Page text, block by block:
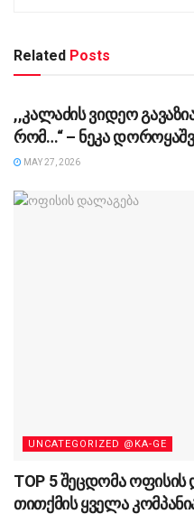
Related Posts
UNCATEGORIZED @KA-GE
,,კალაძის ვიდეო
რომ…“ – ნეკა
MAY 27, 2026
UNCATEGORIZED @KA-GE
TOP 5 შეცდომა ოფისის
თითქმის ყველა